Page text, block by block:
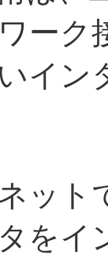
ーク
イン
ット
を